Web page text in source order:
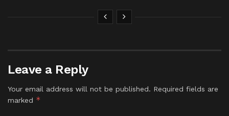
Leave a Reply
Your email address will not be published. Required fields are
marked *